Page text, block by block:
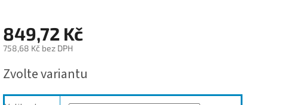
849,72 Kč
758,68 Kč bez DPH
cena:
Zvolte variantu